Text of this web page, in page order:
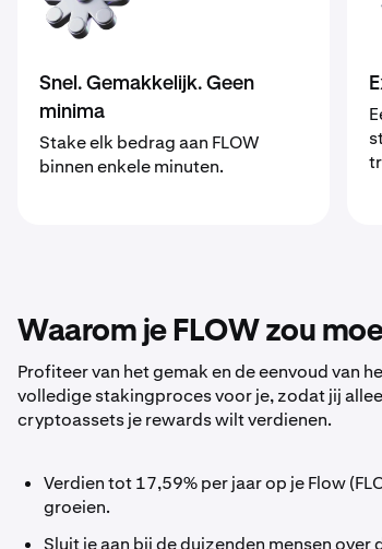
Snel. Gemakkelijk. Geen
minima
Stake elk bedrag aan FLOW
binnen enkele minuten.
Waarom je FLOW zou
Profiteer van het gemak en de eenvoud van
volledige stakingproces voor je, zodat jij
cryptoassets je rewards wilt verdienen.
Verdien tot 17,59% per jaar op je Flow
groeien.
Sluit je aan bij de duizenden mensen